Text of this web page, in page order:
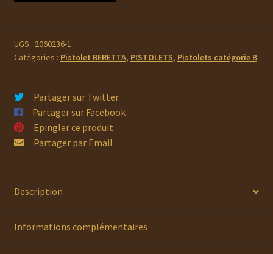
A1
UGS : 2060236-1
Catégories : Pistolet BERETTA, PISTOLETS, Pistolets catégorie B
Partager sur Twitter
Partager sur Facebook
Epingler ce produit
Partager par Email
Description
Informations complémentaires